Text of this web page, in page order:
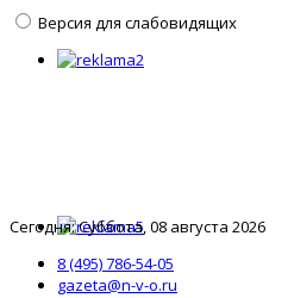
Версия для слабовидящих
Сегодня: Суббота, 08 августа 2026
8 (495) 786-54-05
gazeta@n-v-o.ru